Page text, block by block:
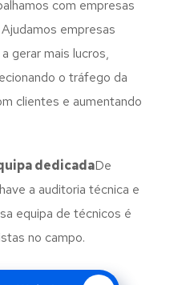
com empresas
empresas
gerar mais lucros,
o tráfego da
clientes e aumentando
dedicadaDe
a auditoria técnica e
equipa de técnicos é
no campo.